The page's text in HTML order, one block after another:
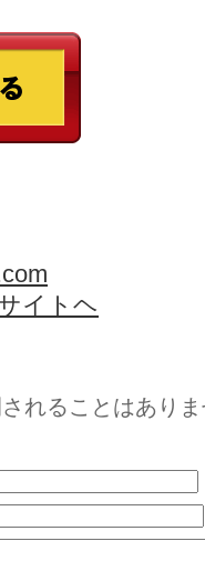
イトヘ
れることはあり